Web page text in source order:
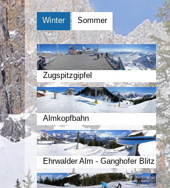
Winter Sommer
Zugspitzgipfel
Almkopfbahn
Ehrwalder Alm - Ganghofer Blitz